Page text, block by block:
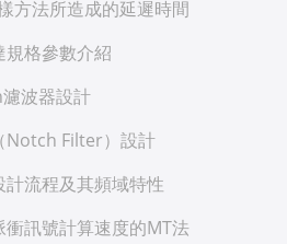
方法所造成的延遲時間
格參數介紹
波器設計
Notch Filter）設計
流程及其頻域特性
訊號計算速度的MT法